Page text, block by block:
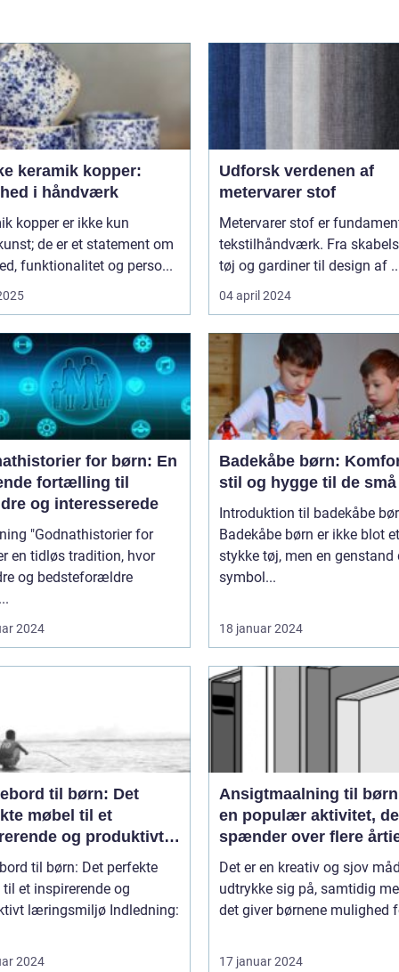
keramik kopper:
i håndværk
kopper er ikke kun
de er et statement om
funktionalitet og perso...
Udforsk verdenen af
metervarer stof
Metervarer stof er
tekstilhåndværk. Fra
tøj og gardiner til design af
04 april 2024
for børn: En
fortælling til
og interesserede
for
en tidløs tradition, hvor
og bedsteforældre
2024
Badekåbe børn:
stil og hygge til de små
Introduktion til badekåbe
Badekåbe børn er ikke blot et
stykke tøj, men en genstand
symbol...
18 januar 2024
til børn: Det
møbel til et
og produktivt
til børn: Det perfekte
et inspirerende og
læringsmiljø Indledning:
2024
Ansigtmaalning til
en populær aktivitet,
spænder over flere
Det er en kreativ og sjov
udtrykke sig på, samtidig
det giver børnene mulighed
17 januar 2024